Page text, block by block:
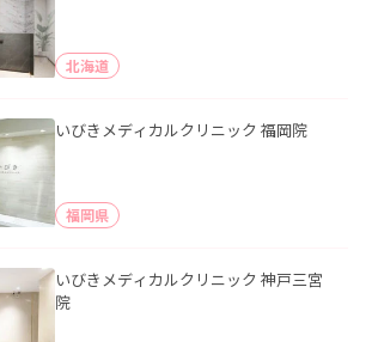
北海道
いびきメディカルクリニック 福岡院
福岡県
いびきメディカルクリニック 神戸三宮
院